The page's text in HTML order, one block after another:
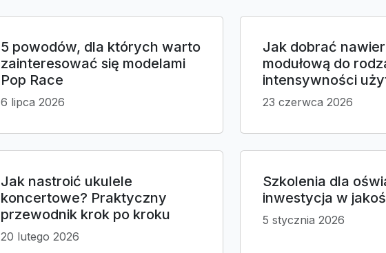
5 powodów, dla których warto
zainteresować się modelami
Pop Race
6 lipca 2026
Jak dobrać
modułową do
intensywności
23 czerwca 2026
Jak nastroić ukulele
koncertowe? Praktyczny
przewodnik krok po kroku
20 lutego 2026
Szkolenia dla
inwestycja w
5 stycznia 2026